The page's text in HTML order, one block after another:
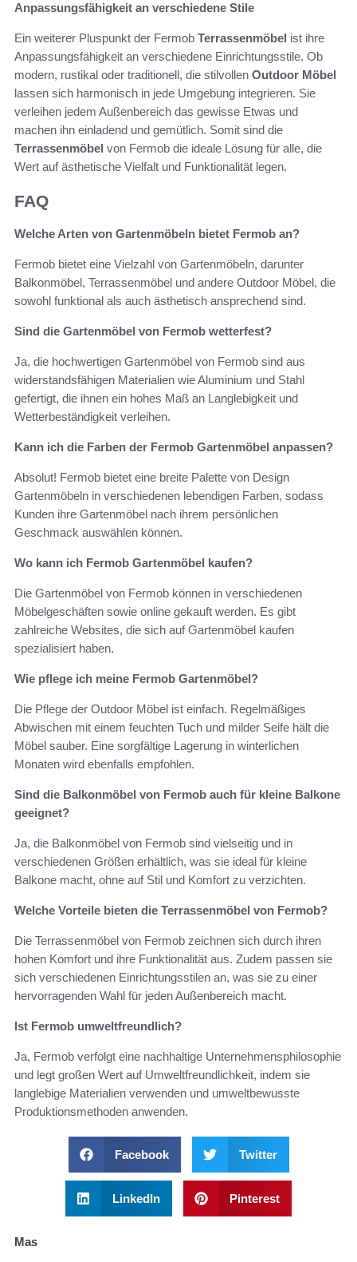
Anpassungsfähigkeit an verschiedene Stile
Ein weiterer Pluspunkt der Fermob Terrassenmöbel ist ihre
Anpassungsfähigkeit an verschiedene Einrichtungsstile. Ob
modern, rustikal oder traditionell, die stilvollen Outdoor Möbel
lassen sich harmonisch in jede Umgebung integrieren. Sie
verleihen jedem Außenbereich das gewisse Etwas und
machen ihn einladend und gemütlich. Somit sind die
Terrassenmöbel von Fermob die ideale Lösung für alle, die
Wert auf ästhetische Vielfalt und Funktionalität legen.
FAQ
Welche Arten von Gartenmöbeln bietet Fermob an?
Fermob bietet eine Vielzahl von Gartenmöbeln, darunter
Balkonmöbel, Terrassenmöbel und andere Outdoor Möbel, die
sowohl funktional als auch ästhetisch ansprechend sind.
Sind die Gartenmöbel von Fermob wetterfest?
Ja, die hochwertigen Gartenmöbel von Fermob sind aus
widerstandsfähigen Materialien wie Aluminium und Stahl
gefertigt, die ihnen ein hohes Maß an Langlebigkeit und
Wetterbeständigkeit verleihen.
Kann ich die Farben der Fermob Gartenmöbel anpassen?
Absolut! Fermob bietet eine breite Palette von Design
Gartenmöbeln in verschiedenen lebendigen Farben, sodass
Kunden ihre Gartenmöbel nach ihrem persönlichen
Geschmack auswählen können.
Wo kann ich Fermob Gartenmöbel kaufen?
Die Gartenmöbel von Fermob können in verschiedenen
Möbelgeschäften sowie online gekauft werden. Es gibt
zahlreiche Websites, die sich auf Gartenmöbel kaufen
spezialisiert haben.
Wie pflege ich meine Fermob Gartenmöbel?
Die Pflege der Outdoor Möbel ist einfach. Regelmäßiges
Abwischen mit einem feuchten Tuch und milder Seife hält die
Möbel sauber. Eine sorgfältige Lagerung in winterlichen
Monaten wird ebenfalls empfohlen.
Sind die Balkonmöbel von Fermob auch für kleine Balkone
geeignet?
Ja, die Balkonmöbel von Fermob sind vielseitig und in
verschiedenen Größen erhältlich, was sie ideal für kleine
Balkone macht, ohne auf Stil und Komfort zu verzichten.
Welche Vorteile bieten die Terrassenmöbel von Fermob?
Die Terrassenmöbel von Fermob zeichnen sich durch ihren
hohen Komfort und ihre Funktionalität aus. Zudem passen sie
sich verschiedenen Einrichtungsstilen an, was sie zu einer
hervorragenden Wahl für jeden Außenbereich macht.
Ist Fermob umweltfreundlich?
Ja, Fermob verfolgt eine nachhaltige Unternehmensphilosophie
und legt großen Wert auf Umweltfreundlichkeit, indem sie
langlebige Materialien verwenden und umweltbewusste
Produktionsmethoden anwenden.
Facebook Twitter
LinkedIn Pinterest
Mas